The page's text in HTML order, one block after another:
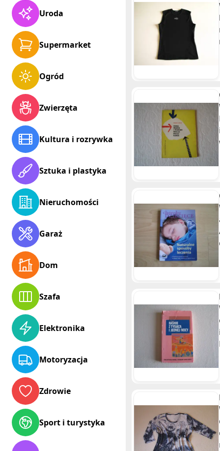
Uroda
Supermarket
Ogród
Zwierzęta
Kultura i rozrywka
Sztuka i plastyka
Nieruchomości
Garaż
Dom
Szafa
Elektronika
Motoryzacja
Zdrowie
Sport i turystyka